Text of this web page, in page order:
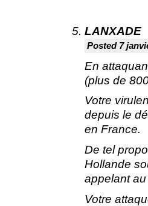
LANXADE
Posted 7
En
(plus de
Votre
depuis le
en France.
De tel
Hollande
appelant
Votre